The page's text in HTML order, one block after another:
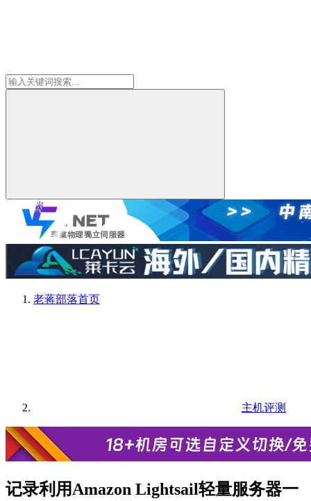
老蒋部落首页
主机评测
记录利用Amazon Lightsail轻量服务器一